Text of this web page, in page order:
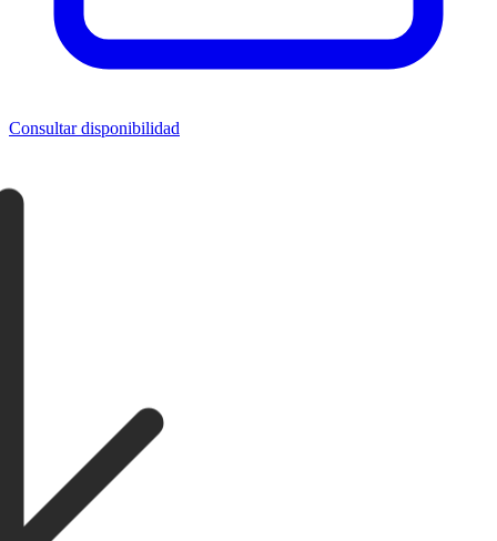
Consultar disponibilidad